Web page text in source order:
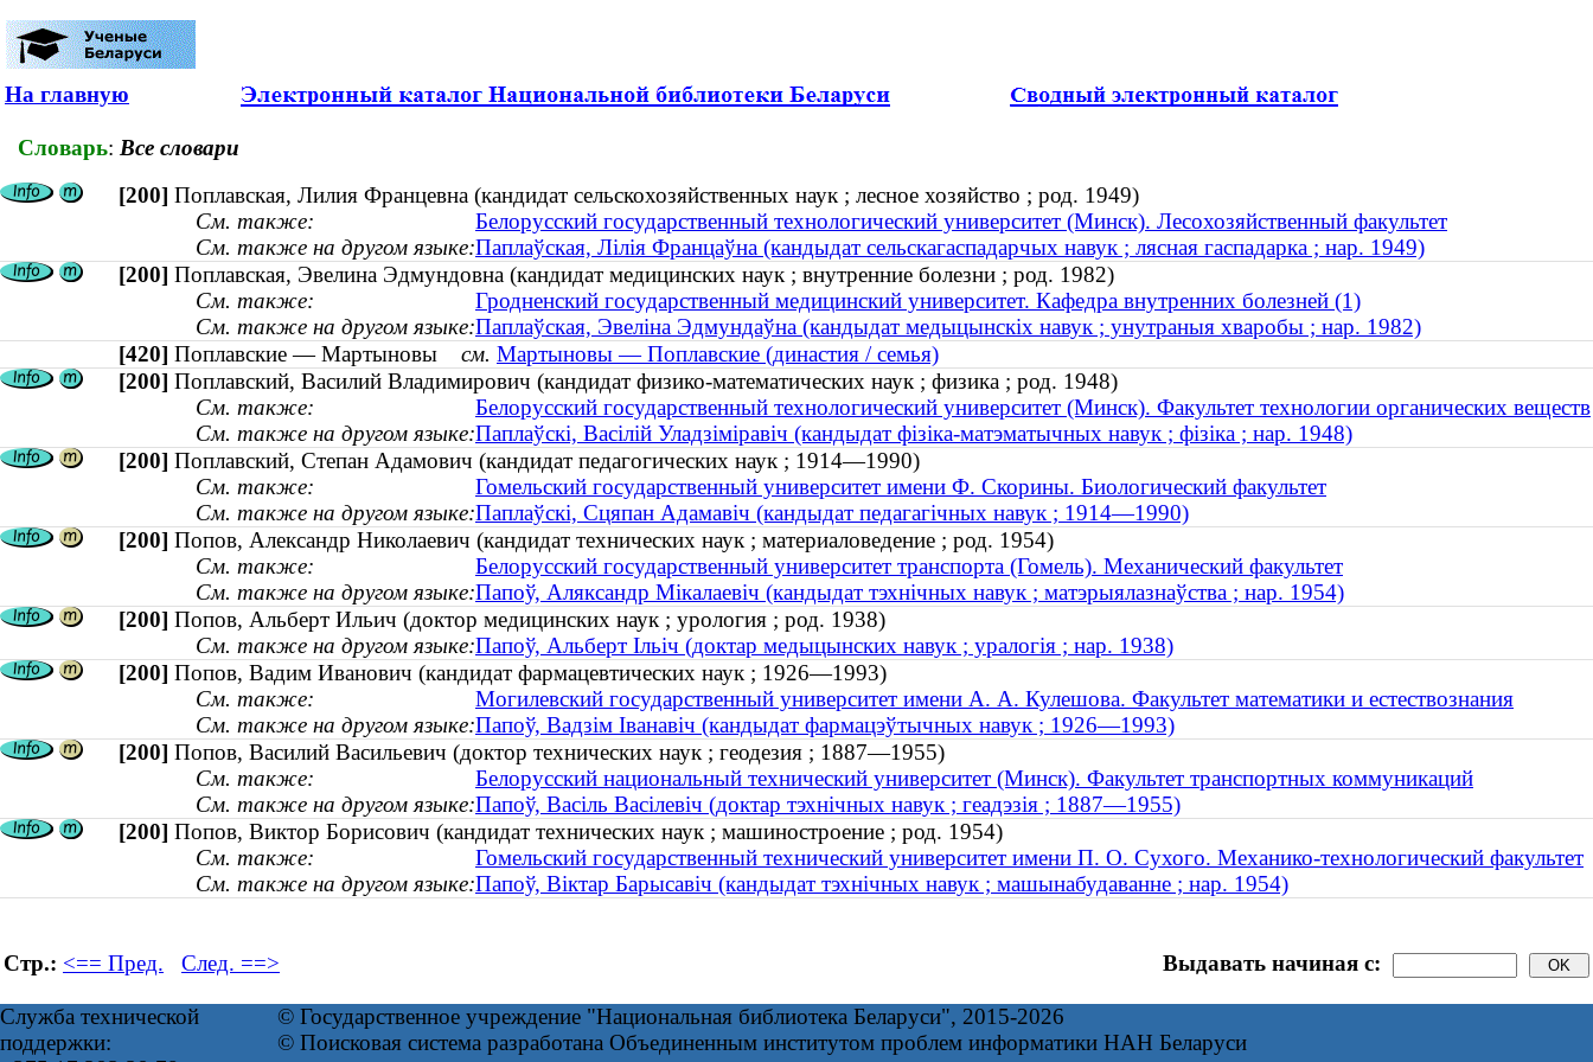
На главную
Словарь: Все словари
[200] Поплавская, Лилия Францевна (кандидат сельскохозяйственных наук ; лесное хозяйство ; род. 1949)
См. также:
Белорусский государственный технологический университет (Минск). Лесохозяйственный факультет
См. также на другом языке:Паплаўская, Лілія Францаўна (кандыдат сельскагаспадарчых навук ; лясная гаспадарка ; нар. 1949)
[200] Поплавская, Эвелина Эдмундовна (кандидат медицинских наук ; внутренние болезни ; род. 1982)
См. также:
Гродненский государственный медицинский университет. Кафедра внутренних болезней (1)
См. также на другом языке:Паплаўская, Эвеліна Эдмундаўна (кандыдат медыцынскіх навук ; унутраныя хваробы ; нар. 1982)
[420] Поплавские — Мартыновы см. Мартыновы — Поплавские (династия / семья)
[200] Поплавский, Василий Владимирович (кандидат физико-математических наук ; физика ; род. 1948)
См. также:
Белорусский государственный технологический университет (Минск). Факультет технологии органических веществ
См. также на другом языке:Паплаўскі, Васілій Уладзіміравіч (кандыдат фізіка-матэматычных навук ; фізіка ; нар. 1948)
[200] Поплавский, Степан Адамович (кандидат педагогических наук ; 1914—1990)
См. также:
Гомельский государственный университет имени Ф. Скорины. Биологический факультет
См. также на другом языке:Паплаўскі, Сцяпан Адамавіч (кандыдат педагагічных навук ; 1914—1990)
[200] Попов, Александр Николаевич (кандидат технических наук ; материаловедение ; род. 1954)
См. также:
Белорусский государственный университет транспорта (Гомель). Механический факультет
См. также на другом языке:Папоў, Аляксандр Мікалаевіч (кандыдат тэхнічных навук ; матэрыялазнаўства ; нар. 1954)
[200] Попов, Альберт Ильич (доктор медицинских наук ; урология ; род. 1938)
См. также на другом языке:Папоў, Альберт Ільіч (доктар медыцынских навук ; уралогія ; нар. 1938)
[200] Попов, Вадим Иванович (кандидат фармацевтических наук ; 1926—1993)
См. также:
Могилевский государственный университет имени А. А. Кулешова. Факультет математики и естествознания
См. также на другом языке:Папоў, Вадзім Іванавіч (кандыдат фармацэўтычных навук ; 1926—1993)
[200] Попов, Василий Васильевич (доктор технических наук ; геодезия ; 1887—1955)
См. также:
Белорусский национальный технический университет (Минск). Факультет транспортных коммуникаций
См. также на другом языке:Папоў, Васіль Васілевіч (доктар тэхнічных навук ; геадэзія ; 1887—1955)
[200] Попов, Виктор Борисович (кандидат технических наук ; машиностроение ; род. 1954)
См. также:
Гомельский государственный технический университет имени П. О. Сухого. Механико-технологический факультет
См. также на другом языке:Папоў, Віктар Барысавіч (кандыдат тэхнічных навук ; машынабудаванне ; нар. 1954)
Стр.: <== Пред. След. ==> Выдавать начиная с:
Служба технической
поддержки:
© Государственное учреждение "Национальная библиотека Беларуси", 2015-2026
© Поисковая система разработана Объединенным институтом проблем информатики НАН Беларуси